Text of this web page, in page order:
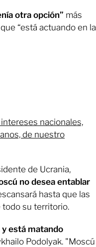
otra opción” más
“está actuando en la
nacionales,
de nuestro
de Ucrania,
no desea entablar
hasta que las
todo su territorio.
y está matando
Podolyak. "Moscú